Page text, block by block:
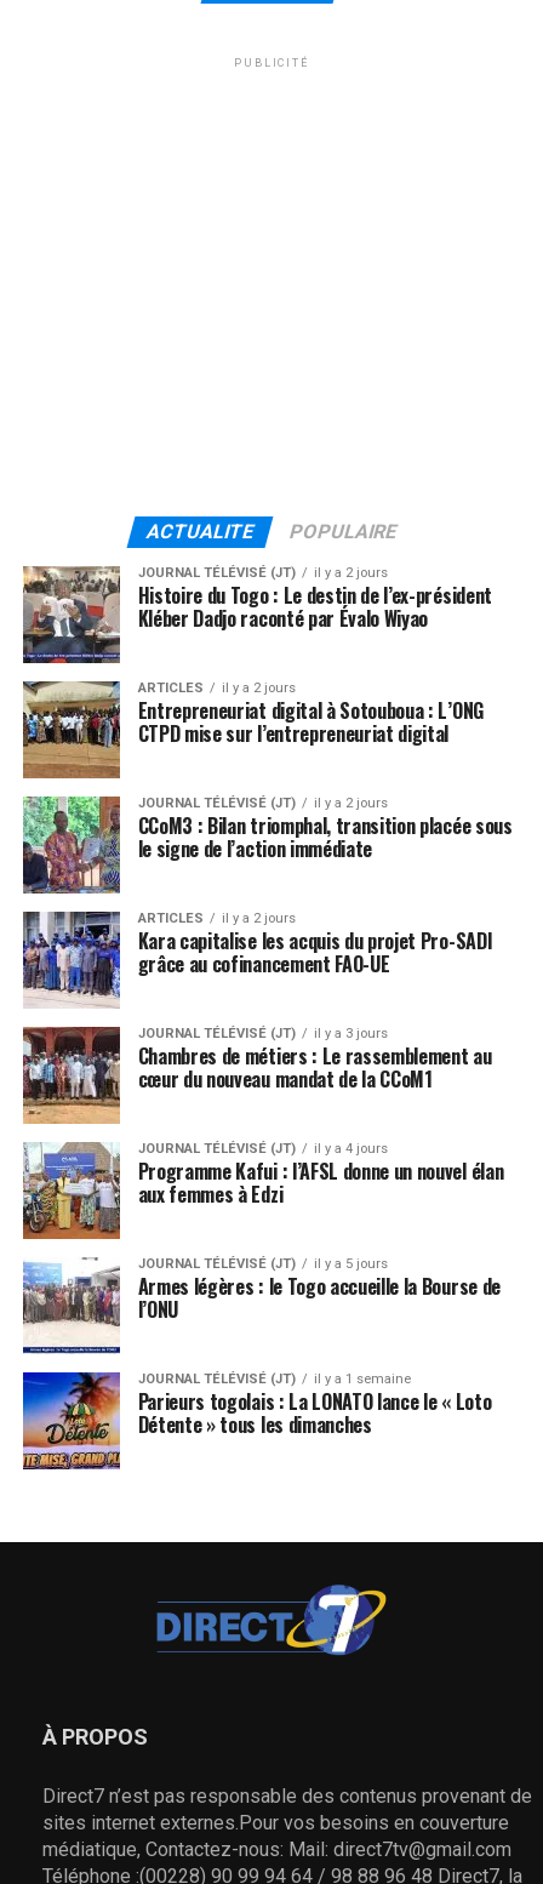
PUBLICITÉ
ACTUALITE POPULAIRE
JOURNAL TÉLÉVISÉ (JT) il y a 2 jours
Histoire du Togo : Le destin de l’ex-président
Kléber Dadjo raconté par Évalo Wiyao
ARTICLES il y a 2 jours
Entrepreneuriat digital à Sotouboua : L’ONG
CTPD mise sur l’entrepreneuriat digital
JOURNAL TÉLÉVISÉ (JT) il y a 2 jours
CCoM3 : Bilan triomphal, transition placée sous
le signe de l’action immédiate
ARTICLES il y a 2 jours
Kara capitalise les acquis du projet Pro-SADI
grâce au cofinancement FAO-UE
JOURNAL TÉLÉVISÉ (JT) il y a 3 jours
Chambres de métiers : Le rassemblement au
cœur du nouveau mandat de la CCoM1
JOURNAL TÉLÉVISÉ (JT) il y a 4 jours
Programme Kafui : l’AFSL donne un nouvel élan
aux femmes à Edzi
JOURNAL TÉLÉVISÉ (JT) il y a 5 jours
Armes légères : le Togo accueille la Bourse de
l’ONU
JOURNAL TÉLÉVISÉ (JT) il y a 1 semaine
Parieurs togolais : La LONATO lance le « Loto
Détente » tous les dimanches
À PROPOS
Direct7 n’est pas responsable des contenus provenant de
sites internet externes.Pour vos besoins en couverture
médiatique, Contactez-nous: Mail: direct7tv@gmail.com
Téléphone :(00228) 90 99 94 64 / 98 88 96 48 Direct7, la